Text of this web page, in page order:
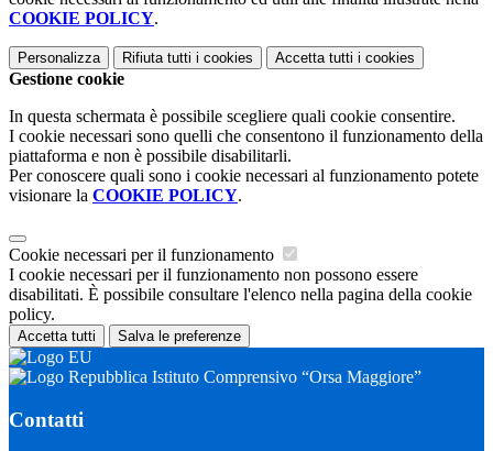
COOKIE POLICY.
Personalizza Rifiuta tutti i cookies Accetta tutti i cookies
Gestione cookie
In questa schermata è possibile scegliere quali cookie consentire.
I cookie necessari sono quelli che consentono il funzionamento della
piattaforma e non è possibile disabilitarli.
Per conoscere quali sono i cookie necessari al funzionamento potete
visionare la COOKIE POLICY.
Cookie necessari per il funzionamento
I cookie necessari per il funzionamento non possono essere
disabilitati. È possibile consultare l'elenco nella pagina della cookie
policy.
Accetta tutti Salva le preferenze
Istituto Comprensivo “Orsa Maggiore”
Contatti